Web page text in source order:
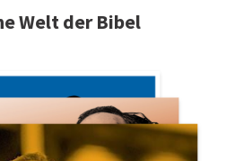
Welt der Bibel